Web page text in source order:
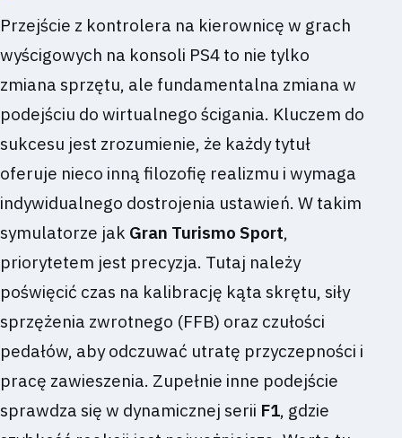
Przejście z kontrolera na kierownicę w grach
wyścigowych na konsoli PS4 to nie tylko
zmiana sprzętu, ale fundamentalna zmiana w
podejściu do wirtualnego ścigania. Kluczem do
sukcesu jest zrozumienie, że każdy tytuł
oferuje nieco inną filozofię realizmu i wymaga
indywidualnego dostrojenia ustawień. W takim
symulatorze jak Gran Turismo Sport,
priorytetem jest precyzja. Tutaj należy
poświęcić czas na kalibrację kąta skrętu, siły
sprzężenia zwrotnego (FFB) oraz czułości
pedałów, aby odczuwać utratę przyczepności i
pracę zawieszenia. Zupełnie inne podejście
sprawdza się w dynamicznej serii F1, gdzie